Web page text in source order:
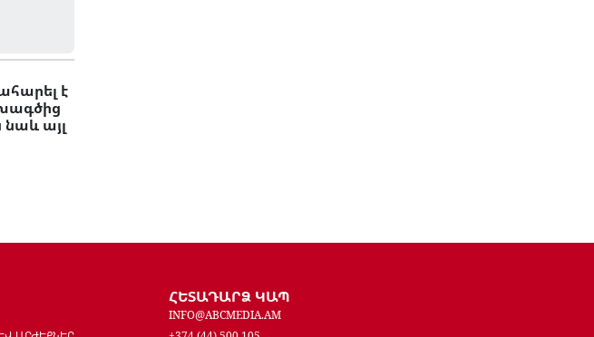
է
նաև այլ
ՀԵՏԱԴԱՐՁ ԿԱՊ
INFO@ABCMEDIA.AM